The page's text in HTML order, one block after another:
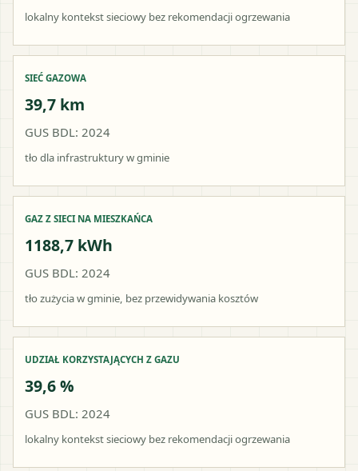
lokalny kontekst sieciowy bez rekomendacji ogrzewania
SIEĆ GAZOWA
39,7 km
GUS BDL: 2024
tło dla infrastruktury w gminie
GAZ Z SIECI NA MIESZKAŃCA
1188,7 kWh
GUS BDL: 2024
tło zużycia w gminie, bez przewidywania kosztów
UDZIAŁ KORZYSTAJĄCYCH Z GAZU
39,6 %
GUS BDL: 2024
lokalny kontekst sieciowy bez rekomendacji ogrzewania